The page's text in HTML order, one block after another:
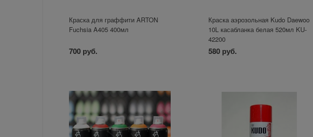
Краска для граффити ARTON
Fuchsia A405 400мл
700 руб.
Краска аэрозольная Kudo Daewoo
10L касабланка белая 520мл KU-
42200
580 руб.